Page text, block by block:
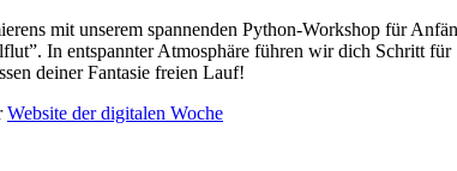
mit unserem spannenden Python-Workshop für
In entspannter Atmosphäre führen wir dich Schritt
deiner Fantasie freien Lauf!
Website der digitalen Woche